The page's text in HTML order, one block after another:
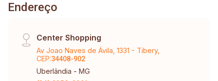
Endereço
Center Shopping
Av Joao Naves de Ávila, 1331 - Tibery,
CEP:34408-902
Uberlândia - MG